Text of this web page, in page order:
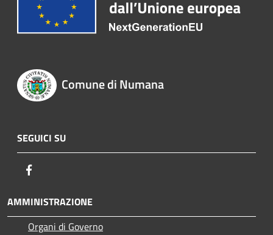
Comune di Numana
SEGUICI SU
AMMINISTRAZIONE
Organi di Governo